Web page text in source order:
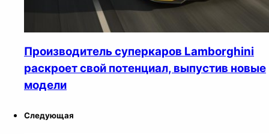
Производитель суперкаров Lamborghini
раскроет свой потенциал, выпустив новые
модели
Следующая